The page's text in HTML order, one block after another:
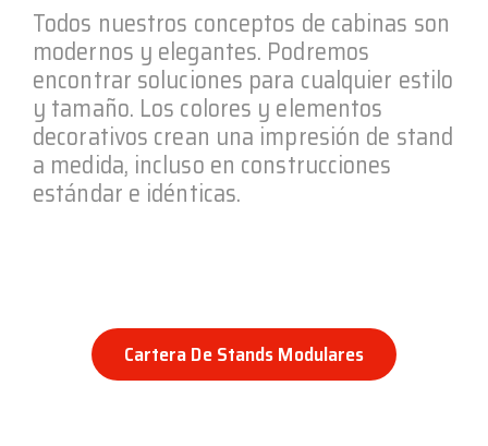
Todos nuestros conceptos de cabinas son
modernos y elegantes. Podremos
encontrar soluciones para cualquier estilo
y tamaño. Los colores y elementos
decorativos crean una impresión de stand
a medida, incluso en construcciones
estándar e idénticas.
Cartera De Stands Modulares